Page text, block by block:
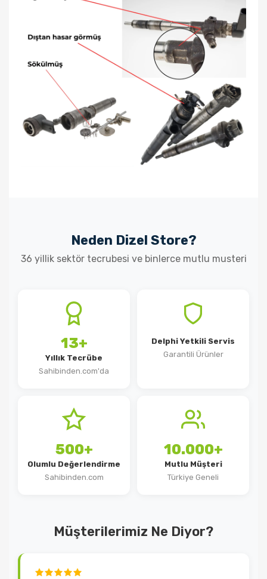
Neden Dizel Store?
36 yillik sektör tecrubesi ve binlerce mutlu musteri
13+
Yıllık Tecrübe
Sahibinden.com'da
Delphi Yetkili Servis
Garantili Ürünler
500+
Olumlu Değerlendirme
Sahibinden.com
10.000+
Mutlu Müşteri
Türkiye Geneli
Müşterilerimiz Ne Diyor?